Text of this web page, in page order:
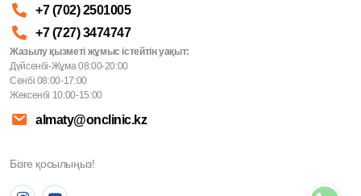
+7 (702) 2501005
+7 (727) 3474747
Жазылу қызметі жұмыс істейтін уақыт:
Дүйсенбі-Жұма 08:00-20:00
Сенбі 08:00-17:00
Жексенбі 10:00-15:00
almaty@onclinic.kz
Бізге қосылыңыз!